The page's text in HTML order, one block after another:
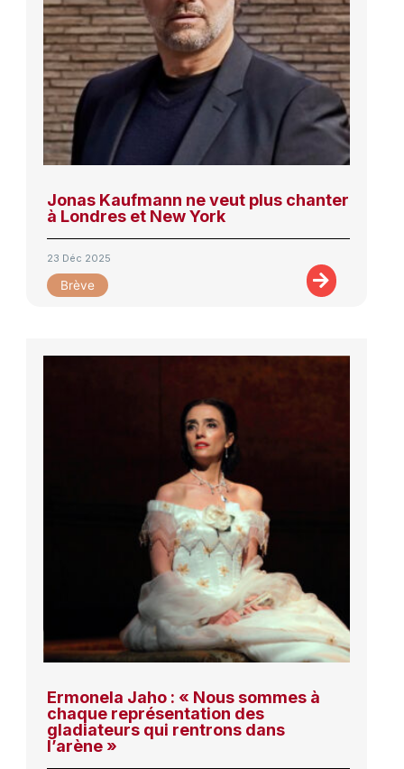
Jonas Kaufmann ne veut plus chanter
à Londres et New York
23 Déc 2025
Brève
Ermonela Jaho : « Nous sommes à
chaque représentation des
gladiateurs qui rentrons dans
l’arène »